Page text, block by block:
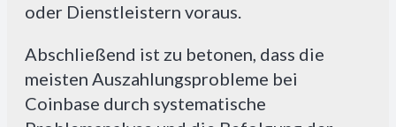
oder Dienstleistern voraus.
Abschließend ist zu betonen, dass die
meisten Auszahlungsprobleme bei
Coinbase durch systematische